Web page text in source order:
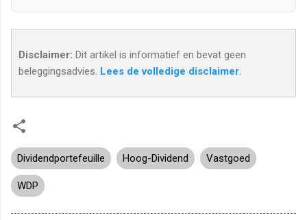
Disclaimer: Dit artikel is informatief en bevat geen
beleggingsadvies. Lees de volledige disclaimer
Dividendportefeuille Hoog-Dividend Vastgoed
WDP